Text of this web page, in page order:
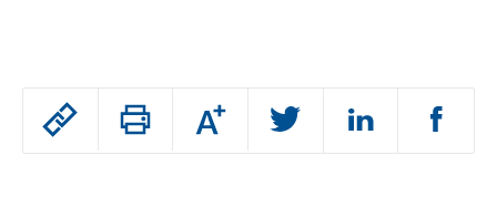
Passer
Augmenter
ou